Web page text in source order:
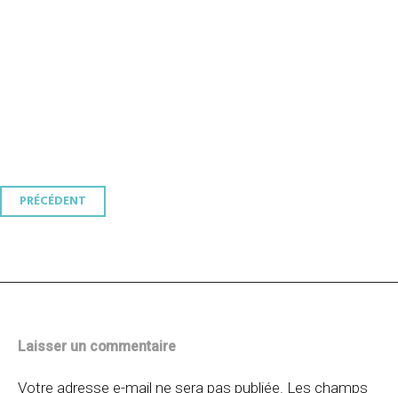
Navigation
PRÉCÉDENT
Laisser un commentaire
Votre adresse e-mail ne sera pas publiée. Les champs